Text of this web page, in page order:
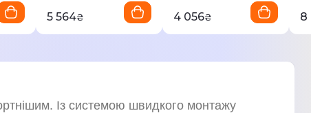
5 564₴ 4 056₴ 8
Із системою швидкого монтажу